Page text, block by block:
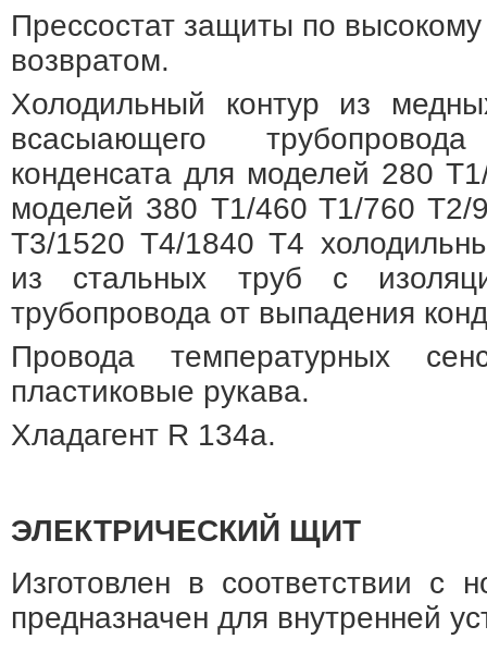
Прессостат защиты по
возвратом.
Холодильный контур из
всасыающего
конденсата для моделей 280
моделей 380 T1/460 T1/760 T2/
T3/1520 T4/1840 T4
из стальных труб с
трубопровода от выпадения
Провода температурных
пластиковые рукава.
Хладагент R 134a.
ЭЛЕКТРИЧЕСКИЙ ЩИТ
Изготовлен в соответствии c
предназначен для внутренней